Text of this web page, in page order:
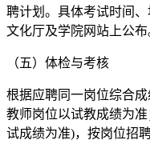
聘计划。具体考试时间
文化厅及学院网站上公布
（五）体检与考核
根据应聘同一岗位综合
教师岗位以试教成绩为
试成绩为准)，按岗位招